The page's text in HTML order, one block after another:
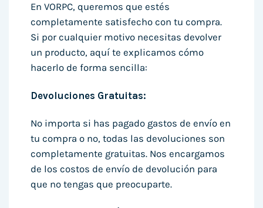
En VORPC, queremos que estés
completamente satisfecho con tu compra.
Si por cualquier motivo necesitas devolver
un producto, aquí te explicamos cómo
hacerlo de forma sencilla:
Devoluciones Gratuitas:
No importa si has pagado gastos de envío en
tu compra o no, todas las devoluciones son
completamente gratuitas. Nos encargamos
de los costos de envío de devolución para
que no tengas que preocuparte.